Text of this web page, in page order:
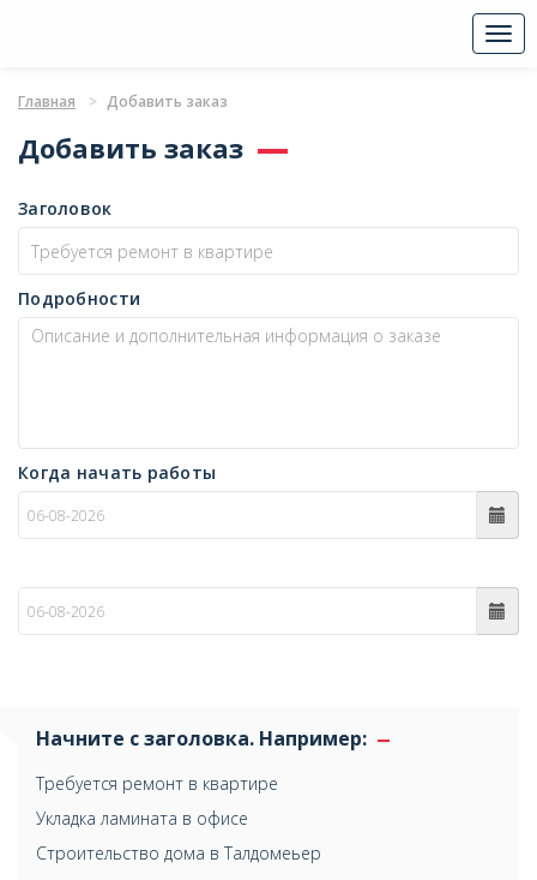
Главная Добавить заказ
Добавить заказ
Заголовок
Подробности
Когда начать работы
c
по
Начните с заголовка. Например:
Требуется ремонт в квартире
Укладка ламината в офисе
Строительство дома в Талдомеьер